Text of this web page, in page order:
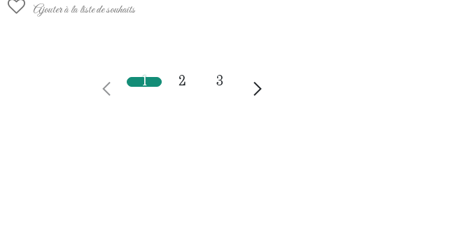
Ajouter à la liste de souhaits
1 2 3